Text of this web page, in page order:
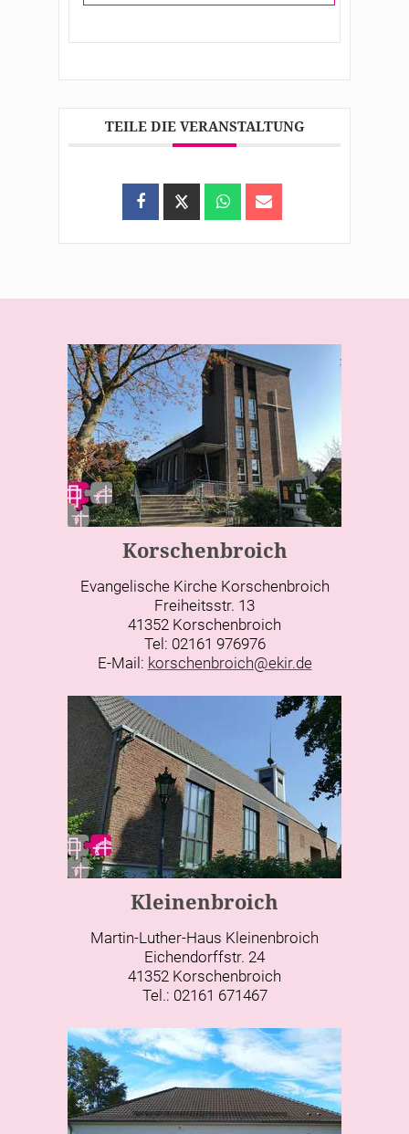
TEILE DIE VERANSTALTUNG
Korschenbroich
Evangelische Kirche Korschenbroich
Freiheitsstr. 13
41352 Korschenbroich
Tel: 02161 976976
E-Mail: korschenbroich@ekir.de
Kleinenbroich
Martin-Luther-Haus Kleinenbroich
Eichendorffstr. 24
41352 Korschenbroich
Tel.: 02161 671467